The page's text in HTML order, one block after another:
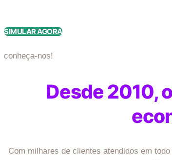
SIMULAR AGORA
conheça-nos!
Desde 2010,
Com milhares de clientes atendidos em